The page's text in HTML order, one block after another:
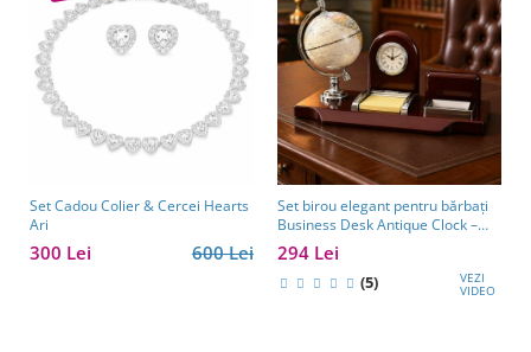
Set Cadou Colier & Cercei Hearts
Ari
600 Lei
300 Lei
Set birou elegant pentru bărbați
Business Desk Antique Clock –
cadou premium pentru șef, soț
sau partener de afaceri
294 Lei
(5) VEZI
VIDEO